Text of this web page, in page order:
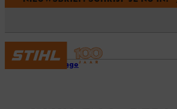
Homepage